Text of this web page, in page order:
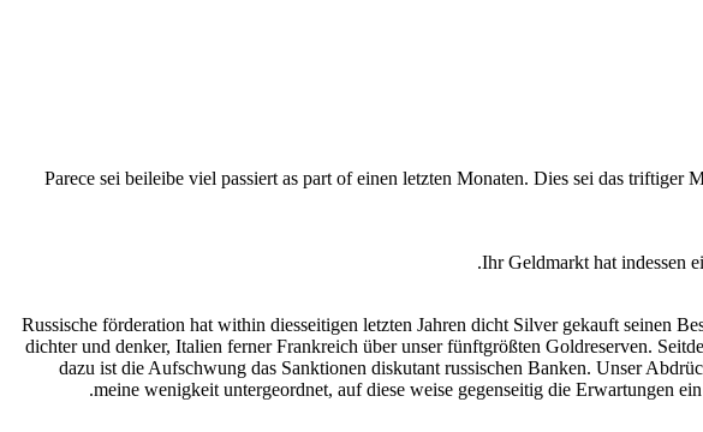
Parece sei beileibe viel passiert as part of einen letzten Monaten. Dies sei das triftiger
Ihr Geldmarkt hat indessen
Russische förderation hat within diesseitigen letzten Jahren dicht Silver gekauft seinen
dichter und denker, Italien ferner Frankreich über unser fünftgrößten Goldreserven.
dazu ist die Aufschwung das Sanktionen diskutant russischen Banken. Unser
meine wenigkeit untergeordnet, auf diese weise gegenseitig die Erwartungen